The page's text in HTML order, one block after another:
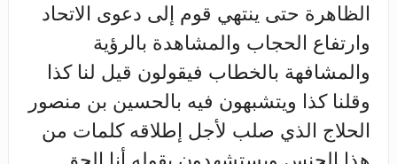
الظاهرة حتى ينتهي قوم إلى دعوى الاتحاد
وارتفاع الحجاب والمشاهدة بالرؤية
والمشافهة بالخطاب فيقولون قيل لنا كذا
وقلنا كذا ويتشبهون فيه بالحسين بن منصور
‌الحلاج الذي صلب لأجل إطلاقه كلمات من